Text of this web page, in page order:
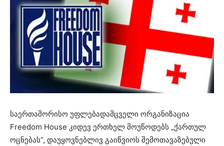
საერთაშორისო უფლებადამცველი ორგანიზაცია
Freedom House კიდევ ერთხელ მოუწოდებს „ქართულ
ოცნებას“, დაუყოვნებლივ გაიწვიოს შემოთავაზებული